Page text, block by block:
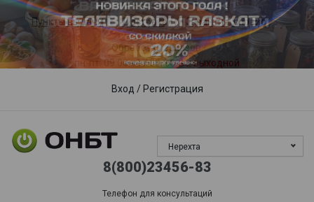
Пункты выдачи Доставка Гарантия, сервис
Обработка заказов:
пн-пт: 09:00 - 17:00,сб-вс: выходной
Вход / Регистрация
Нерехта
8(800)23456-83
Телефон для консультаций